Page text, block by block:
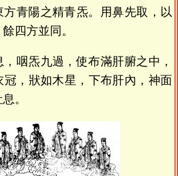
方青陽之精青炁。用鼻先取，以
四方並同。
，咽炁九過，使布滿肝腑之中，
冠，狀如木星，下布肝內，神面
。